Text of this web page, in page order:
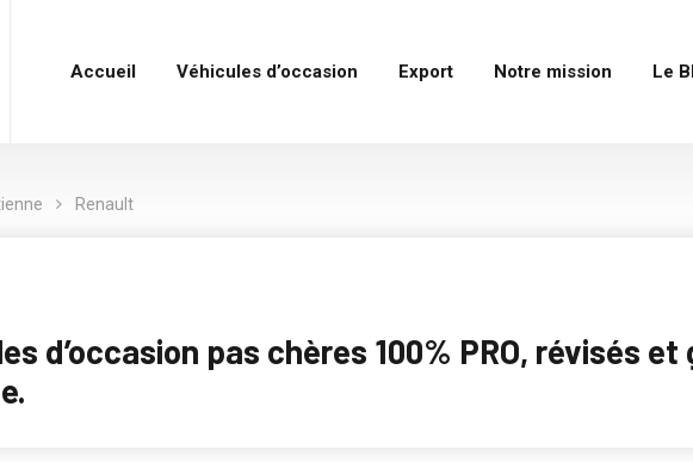
Accueil Véhicules d’occasion Export Notre mission Le
Renault
d’occasion pas chères 100% PRO, révisés